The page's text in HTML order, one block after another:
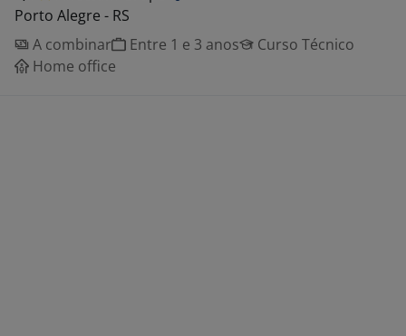
Porto Alegre - RS
A combinar
Entre 1 e 3 anos
Curso Técnico
Home office